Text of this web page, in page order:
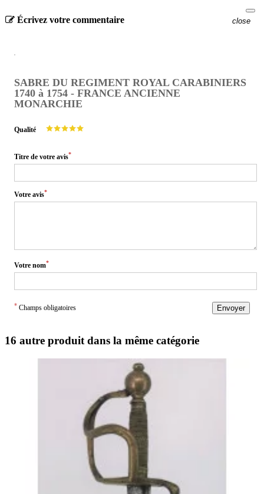
Écrivez votre commentaire close
SABRE DU REGIMENT ROYAL CARABINIERS
1740 à 1754 - FRANCE ANCIENNE
MONARCHIE
Qualité
Titre de votre avis*
Votre avis*
Votre nom*
* Champs obligatoires Envoyer
16 autre produit dans la même catégorie